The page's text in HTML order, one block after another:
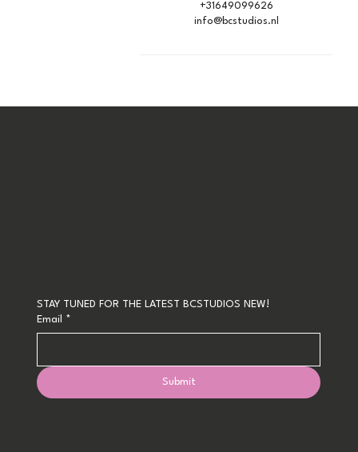
+31649099626
info@bcstudios.nl
STAY TUNED FOR THE LATEST BCSTUDIOS NEW!
Email
*
Submit